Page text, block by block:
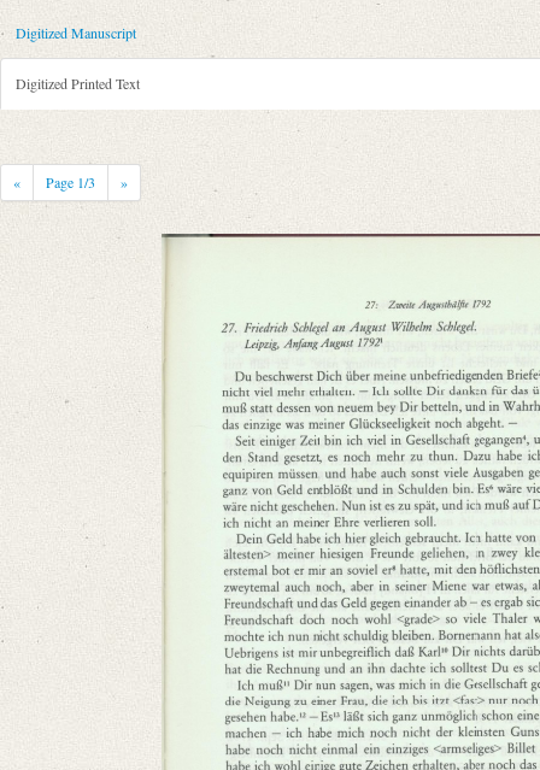
Sender: Friedrich von Schlegel
Recipient: August Wilhelm von Schlegel
Place of Dispatch: Leipzig
Place of Destination: Amsterdam
Notations: Datum erschlossen.
Printed Text
Bibliography: Kritische Friedrich-Schlegel-Ausgabe. Bd. 23. Dritte
Incipit: „[1] Du beschwerst Dich über meine unbefriedigenden
Provider: Dresden, Sächsische Landesbibliothek - Staats- und
OAI Id: DE-1a-34186
Classification Number: Mscr.Dresd.e.90,XIX,Bd.24.a,Nr.14
Number of Pages: 5S. auf Doppelbl., hs. m. U.
Language
German
Digitized Manuscript
Digitized Printed Text
« Page 1/3 »